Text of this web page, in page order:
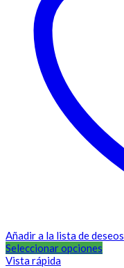
Añadir a la lista de deseos
Seleccionar opciones
Vista rápida